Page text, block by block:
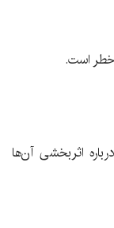
است.
اثربخشی آن‌ها